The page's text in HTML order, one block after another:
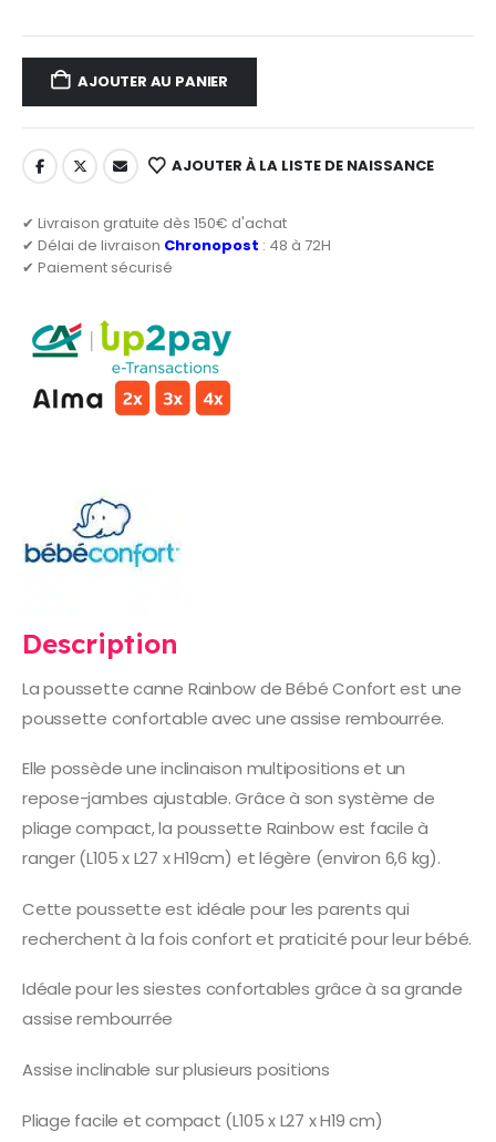
AJOUTER AU PANIER
AJOUTER À LA LISTE DE NAISSANCE
✔ Livraison gratuite dès 150€ d'achat
✔ Délai de livraison Chronopost : 48 à 72H
✔ Paiement sécurisé
Description
La poussette canne Rainbow de Bébé Confort est une
poussette confortable avec une assise rembourrée.
Elle possède une inclinaison multipositions et un
repose-jambes ajustable. Grâce à son système de
pliage compact, la poussette Rainbow est facile à
ranger (L105 x L27 x H19cm) et légère (environ 6,6 kg).
Cette poussette est idéale pour les parents qui
recherchent à la fois confort et praticité pour leur bébé.
Idéale pour les siestes confortables grâce à sa grande
assise rembourrée
Assise inclinable sur plusieurs positions
Pliage facile et compact (L105 x L27 x H19 cm)